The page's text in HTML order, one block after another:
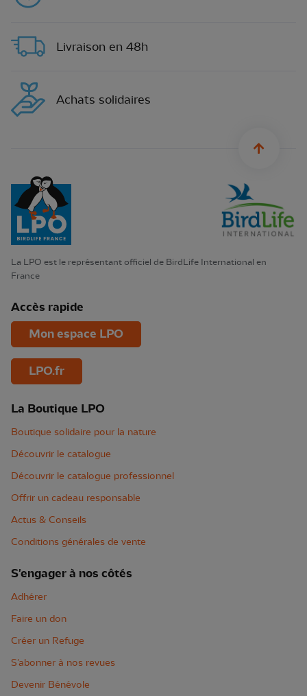
Livraison en 48h
Achats solidaires
La LPO est le représentant officiel de BirdLife International en
France
Accès rapide
Mon espace LPO
LPO.fr
La Boutique LPO
Boutique solidaire pour la nature
Découvrir le catalogue
Découvrir le catalogue professionnel
Offrir un cadeau responsable
Actus & Conseils
Conditions générales de vente
S'engager à nos côtés
Adhérer
Faire un don
Créer un Refuge
S'abonner à nos revues
Devenir Bénévole